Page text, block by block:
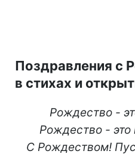
Поздравления с
в стихах и
Рождество -
Рождество - это
С Рождеством!